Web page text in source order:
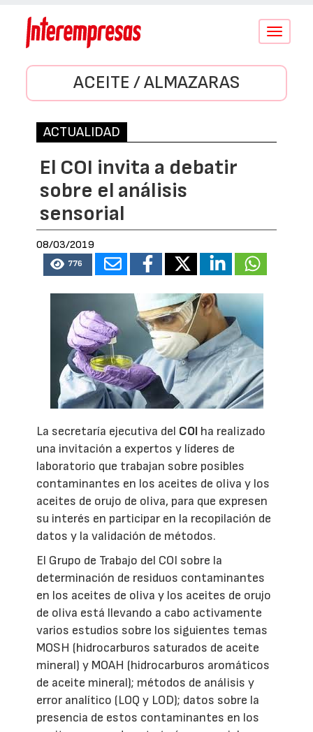
Conmutar
ACEITE / ALMAZARAS
ACTUALIDAD
El COI invita a debatir
sobre el análisis
sensorial
08/03/2019
776
La secretaría ejecutiva del COI ha realizado
una invitación a expertos y líderes de
laboratorio que trabajan sobre posibles
contaminantes en los aceites de oliva y los
aceites de orujo de oliva, para que expresen
su interés en participar en la recopilación de
datos y la validación de métodos.
El Grupo de Trabajo del COI sobre la
determinación de residuos contaminantes
en los aceites de oliva y los aceites de orujo
de oliva está llevando a cabo activamente
varios estudios sobre los siguientes temas
MOSH (hidrocarburos saturados de aceite
mineral) y MOAH (hidrocarburos aromáticos
de aceite mineral); métodos de análisis y
error analítico (LOQ y LOD); datos sobre la
presencia de estos contaminantes en los